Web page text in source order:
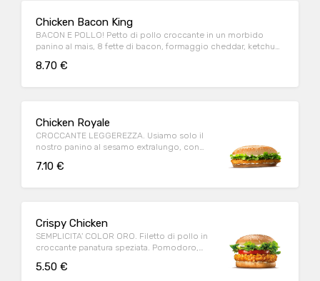
Chicken Bacon King
BACON E POLLO! Petto di pollo croccante in un morbido
panino al mais, 8 fette di bacon, formaggio cheddar, ketchup,
8.70 €
Chicken Royale
CROCCANTE LEGGEREZZA. Usiamo solo il
nostro panino al sesamo extralungo, con
7.10 €
Crispy Chicken
SEMPLICITA' COLOR ORO. Filetto di pollo in
croccante panatura speziata. Pomodoro,
5.50 €